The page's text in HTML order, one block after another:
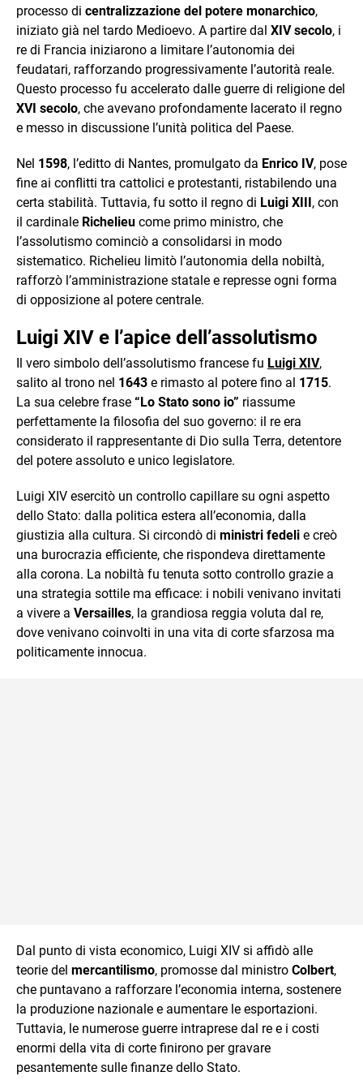
processo di centralizzazione del potere monarchico,
iniziato già nel tardo Medioevo. A partire dal XIV secolo, i
re di Francia iniziarono a limitare l’autonomia dei
feudatari, rafforzando progressivamente l’autorità reale.
Questo processo fu accelerato dalle guerre di religione del
XVI secolo, che avevano profondamente lacerato il regno
e messo in discussione l’unità politica del Paese.
Nel 1598, l’editto di Nantes, promulgato da Enrico IV, pose
fine ai conflitti tra cattolici e protestanti, ristabilendo una
certa stabilità. Tuttavia, fu sotto il regno di Luigi XIII, con
il cardinale Richelieu come primo ministro, che
l’assolutismo cominciò a consolidarsi in modo
sistematico. Richelieu limitò l’autonomia della nobiltà,
rafforzò l’amministrazione statale e represse ogni forma
di opposizione al potere centrale.
Luigi XIV e l’apice dell’assolutismo
Il vero simbolo dell’assolutismo francese fu Luigi XIV,
salito al trono nel 1643 e rimasto al potere fino al 1715.
La sua celebre frase “Lo Stato sono io” riassume
perfettamente la filosofia del suo governo: il re era
considerato il rappresentante di Dio sulla Terra, detentore
del potere assoluto e unico legislatore.
Luigi XIV esercitò un controllo capillare su ogni aspetto
dello Stato: dalla politica estera all’economia, dalla
giustizia alla cultura. Si circondò di ministri fedeli e creò
una burocrazia efficiente, che rispondeva direttamente
alla corona. La nobiltà fu tenuta sotto controllo grazie a
una strategia sottile ma efficace: i nobili venivano invitati
a vivere a Versailles, la grandiosa reggia voluta dal re,
dove venivano coinvolti in una vita di corte sfarzosa ma
politicamente innocua.
Dal punto di vista economico, Luigi XIV si affidò alle
teorie del mercantilismo, promosse dal ministro Colbert,
che puntavano a rafforzare l’economia interna, sostenere
la produzione nazionale e aumentare le esportazioni.
Tuttavia, le numerose guerre intraprese dal re e i costi
enormi della vita di corte finirono per gravare
pesantemente sulle finanze dello Stato.